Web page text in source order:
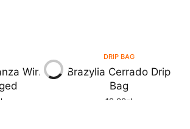
Wine
zł
DRIP BAG
Brazylia Cerrado Drip
Bag
12.00 zł